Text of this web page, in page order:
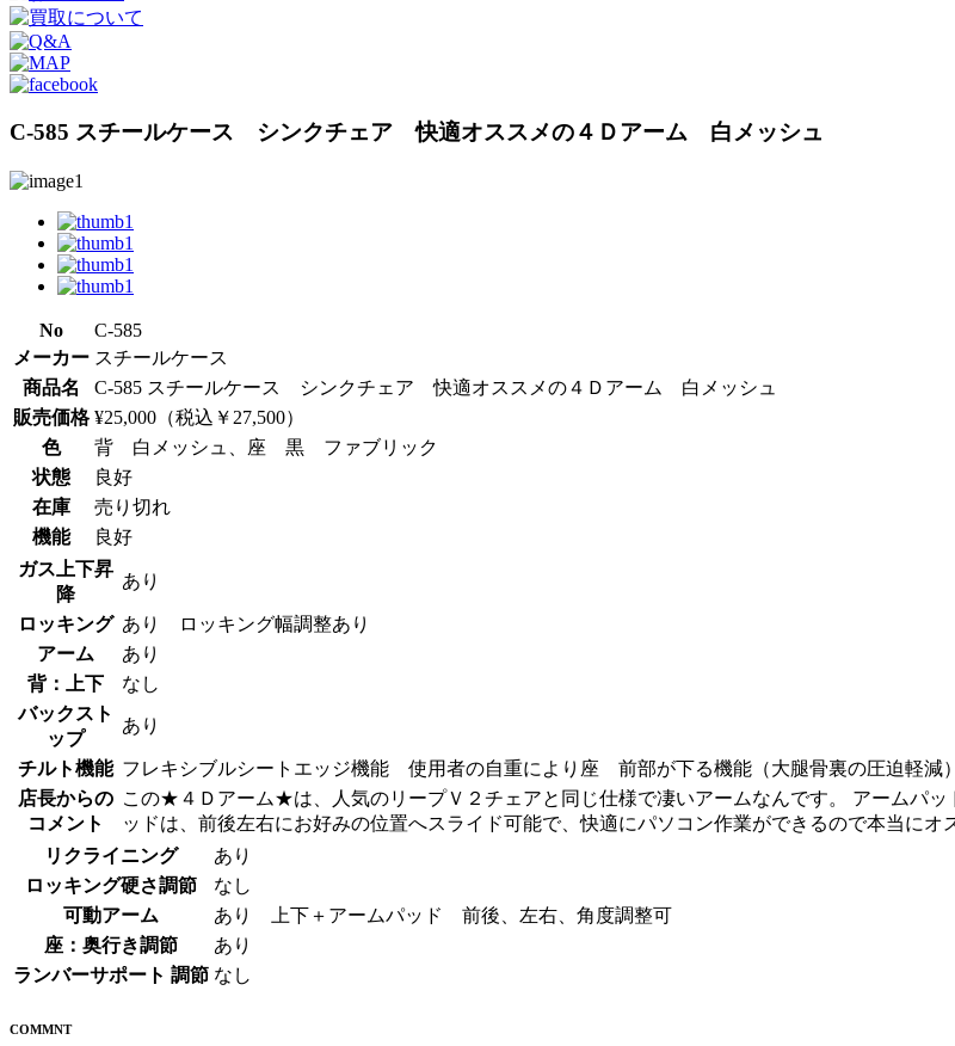
C-585 スチールケース シンクチェア 快適オススメの４Ｄアーム 白メッシュ
No
C-585
メーカー スチールケース
商品名
C-585 スチールケース シンクチェア 快適オススメの４Ｄアーム 白メッシュ
販売価格 ¥25,000（税込￥27,500）
色
背 白メッシュ、座 黒 ファブリック
状態
良好
在庫
売り切れ
機能
良好
ガス上下昇
降
あり
ロッキング あり ロッキング幅調整あり
アーム
あり
背：上下
なし
バックスト
ップ
あり
チルト機能 フレキシブルシートエッジ機能 使用者の自重により座 前部が下る機能（大腿骨裏の圧迫軽減）
店長からの
コメント
この★４Ｄアーム★は、人気のリープＶ２チェアと同じ仕様で凄いアームなんです。 アームパ
ッドは、前後左右にお好みの位置へスライド可能で、快適にパソコン作業ができるので本当にオ
リクライニング
あり
ロッキング硬さ調節
なし
可動アーム
あり 上下＋アームパッド 前後、左右、角度調整可
座：奥行き調節
あり
ランバーサポート 調節 なし
COMMNT